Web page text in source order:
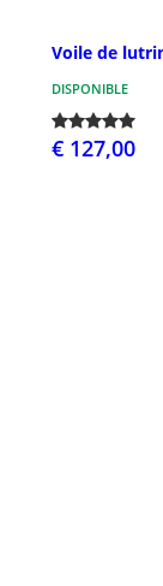
Voile de
DISPONIBLE
€ 127,00